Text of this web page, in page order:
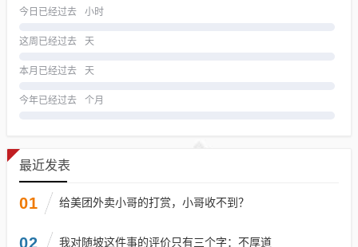
今日已经过去 小时
这周已经过去 天
本月已经过去 天
今年已经过去 个月
最近发表
01 给美团外卖小哥的打赏，小哥收不到？
02 我对随坡这件事的评价只有三个字：不厚道